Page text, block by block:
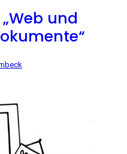
und